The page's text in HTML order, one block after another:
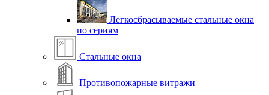
Легкосбрасываемые стальные окна
по сериям
Стальные окна
Противопожарные витражи